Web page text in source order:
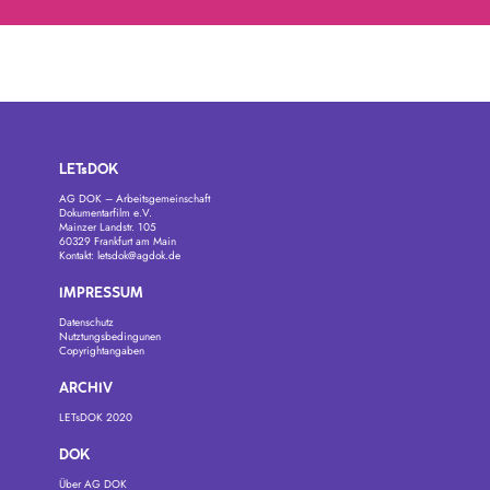
LETsDOK
AG DOK – Arbeitsgemeinschaft
Dokumentarfilm e.V.
Mainzer Landstr. 105
60329 Frankfurt am Main
Kontakt: letsdok@agdok.de
IMPRESSUM
Datenschutz
Nutztungsbedingunen
Copyrightangaben
ARCHIV
LETsDOK 2020
DOK
Über AG DOK